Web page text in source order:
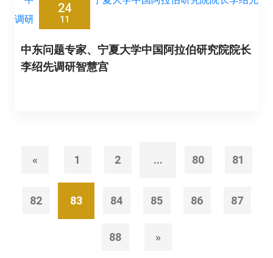
24
11
中东问题专家、宁夏大学中国阿拉伯研究院院长
李绍先调研智慧宫
« 1 2 ... 80 81
82 83 84 85 86 87
88 »